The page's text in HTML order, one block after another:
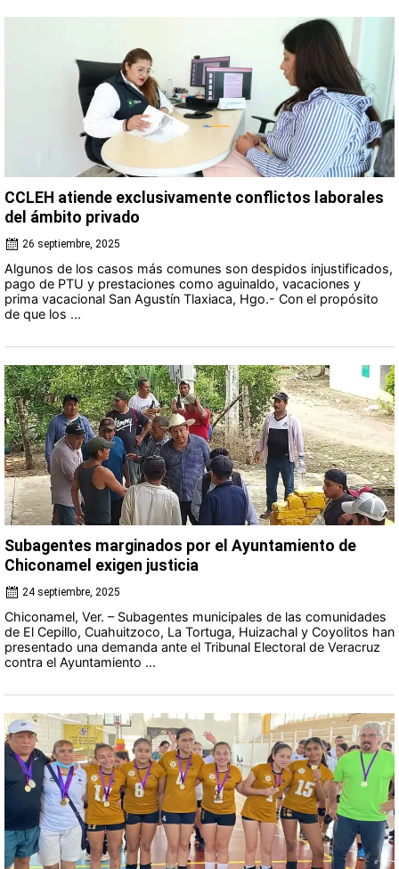
CCLEH atiende exclusivamente conflictos laborales
del ámbito privado
26 septiembre, 2025
Algunos de los casos más comunes son despidos injustificados,
pago de PTU y prestaciones como aguinaldo, vacaciones y
prima vacacional San Agustín Tlaxiaca, Hgo.- Con el propósito
de que los ...
Subagentes marginados por el Ayuntamiento de
Chiconamel exigen justicia
24 septiembre, 2025
Chiconamel, Ver. – Subagentes municipales de las comunidades
de El Cepillo, Cuahuitzoco, La Tortuga, Huizachal y Coyolitos han
presentado una demanda ante el Tribunal Electoral de Veracruz
contra el Ayuntamiento ...